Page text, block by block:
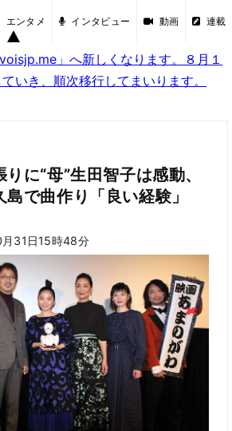
エンタメ インタビュー 動画 連載
」へ新しくなります。８月１
いき、順次移行してまいります。
に“母”生田智子は感動、
で曲作り「良い経験」
月31日15時48分